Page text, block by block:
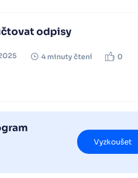
odpisy
4 minuty čtení 0
Vyzkoušet